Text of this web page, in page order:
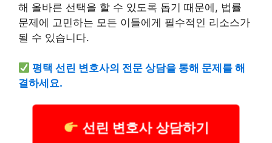
해 올바른 선택을 할 수 있도록 돕기 때문에, 법률
문제에 고민하는 모든 이들에게 필수적인 리소스가
될 수 있습니다.
평택 선린 변호사의 전문 상담을 통해 문제를 해
결하세요.
선린 변호사 상담하기